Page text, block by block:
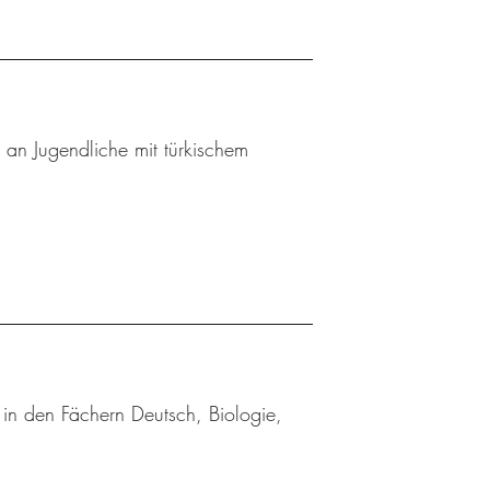
Jugendliche mit türkischem
den Fächern Deutsch, Biologie,